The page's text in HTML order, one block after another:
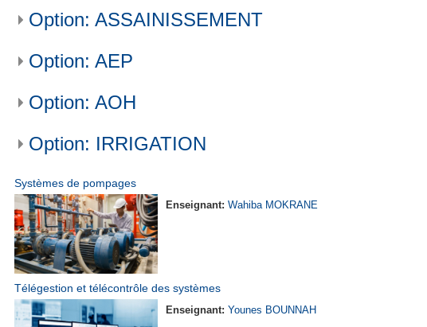
Option: ASSAINISSEMENT
Option: AEP
Option: AOH
Option: IRRIGATION
Systèmes de pompages
Enseignant:Wahiba MOKRANE
Télégestion et télécontrôle des systèmes
Enseignant:Younes BOUNNAH